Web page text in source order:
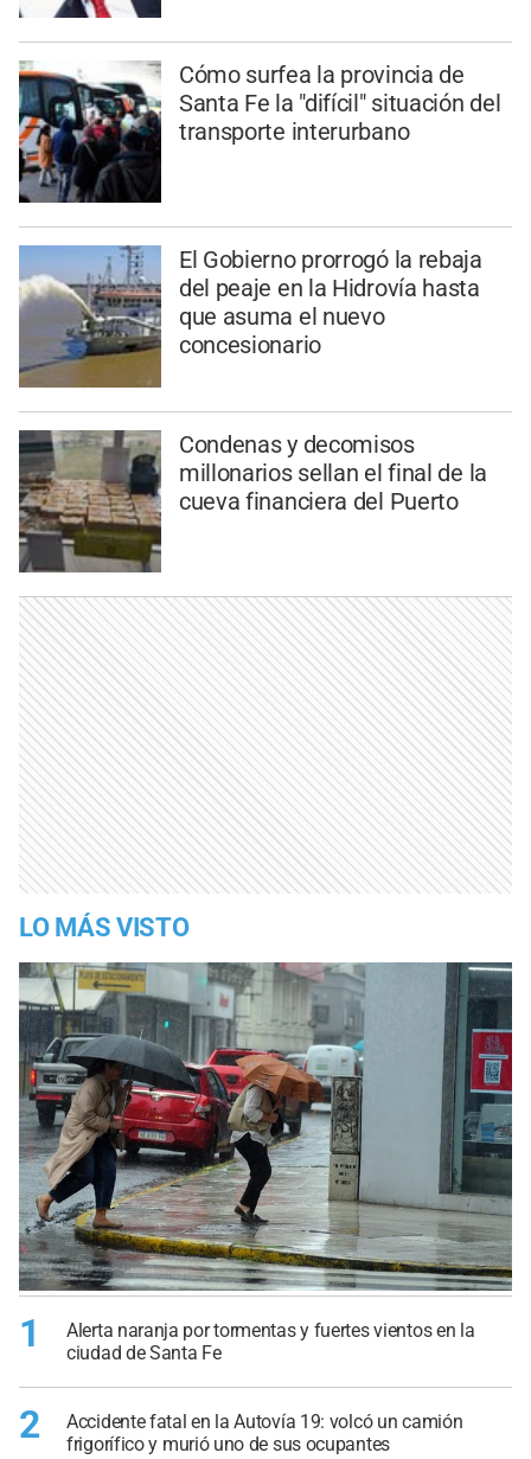
Cómo surfea la provincia de
Santa Fe la "difícil" situación del
transporte interurbano
El Gobierno prorrogó la rebaja
del peaje en la Hidrovía hasta
que asuma el nuevo
concesionario
Condenas y decomisos
millonarios sellan el final de la
cueva financiera del Puerto
LO MÁS VISTO
1
Alerta naranja por tormentas y fuertes vientos en la
ciudad de Santa Fe
2
Accidente fatal en la Autovía 19: volcó un camión
frigorífico y murió uno de sus ocupantes